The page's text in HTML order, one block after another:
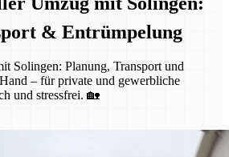
& Entrümpelung
Solingen: Planung, Transport und
– für private und gewerbliche
und stressfrei. 🏡